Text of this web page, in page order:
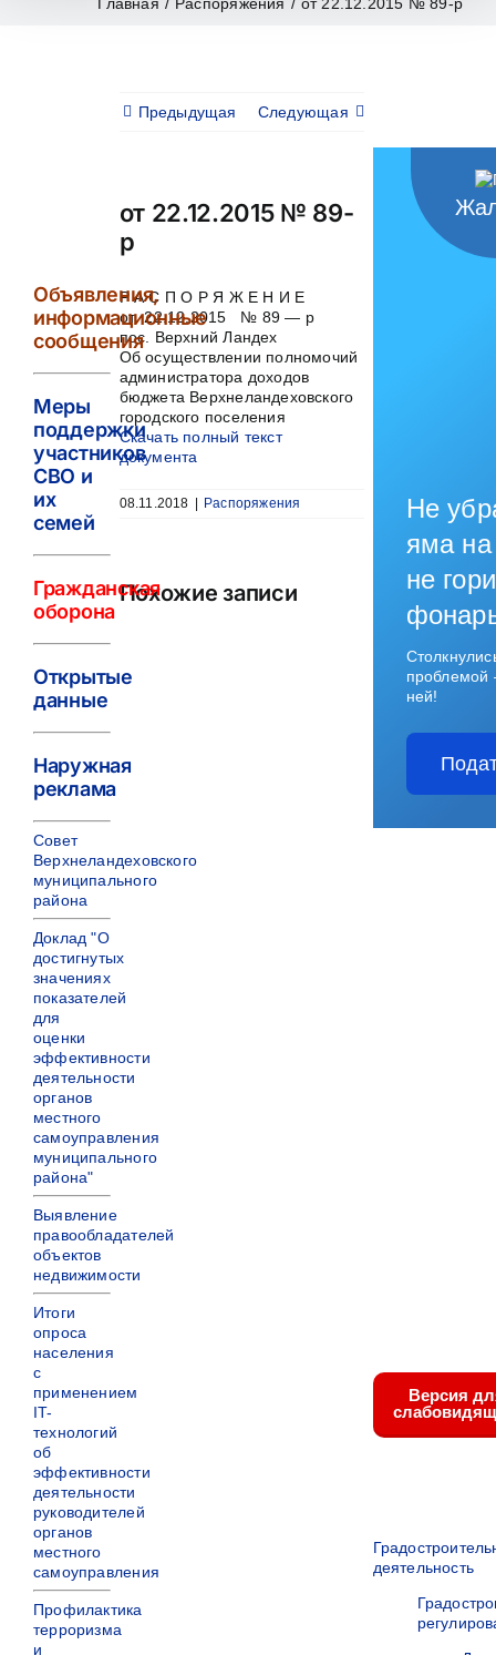
Предыдущая Следующая
от 22.12.2015 № 89-
р
Р А С П О Р Я Ж Е Н И Е
от 22.12.2015 № 89 — р
пос. Верхний Ландех
Об осуществлении полномочий
администратора доходов
бюджета Верхнеландеховского
городского поселения
Скачать полный текст
документа
08.11.2018 Распоряжения
Похожие записи
Объявления,
информационные
сообщения
Меры
поддержки
участников
СВО и
их
семей
Гражданская
оборона
Открытые
данные
Наружная
реклама
Совет
Верхнеландеховского
муниципального
района
Доклад "О
достигнутых
значениях
показателей
для
оценки
эффективности
деятельности
органов
местного
самоуправления
муниципального
района"
Выявление
правообладателей
объектов
недвижимости
Итоги
опроса
населения
с
применением
IT-
технологий
об
эффективности
деятельности
руководителей
органов
местного
самоуправления
Профилактика
терроризма
и
Не
яма на
не
ней!
Версия
деятельность